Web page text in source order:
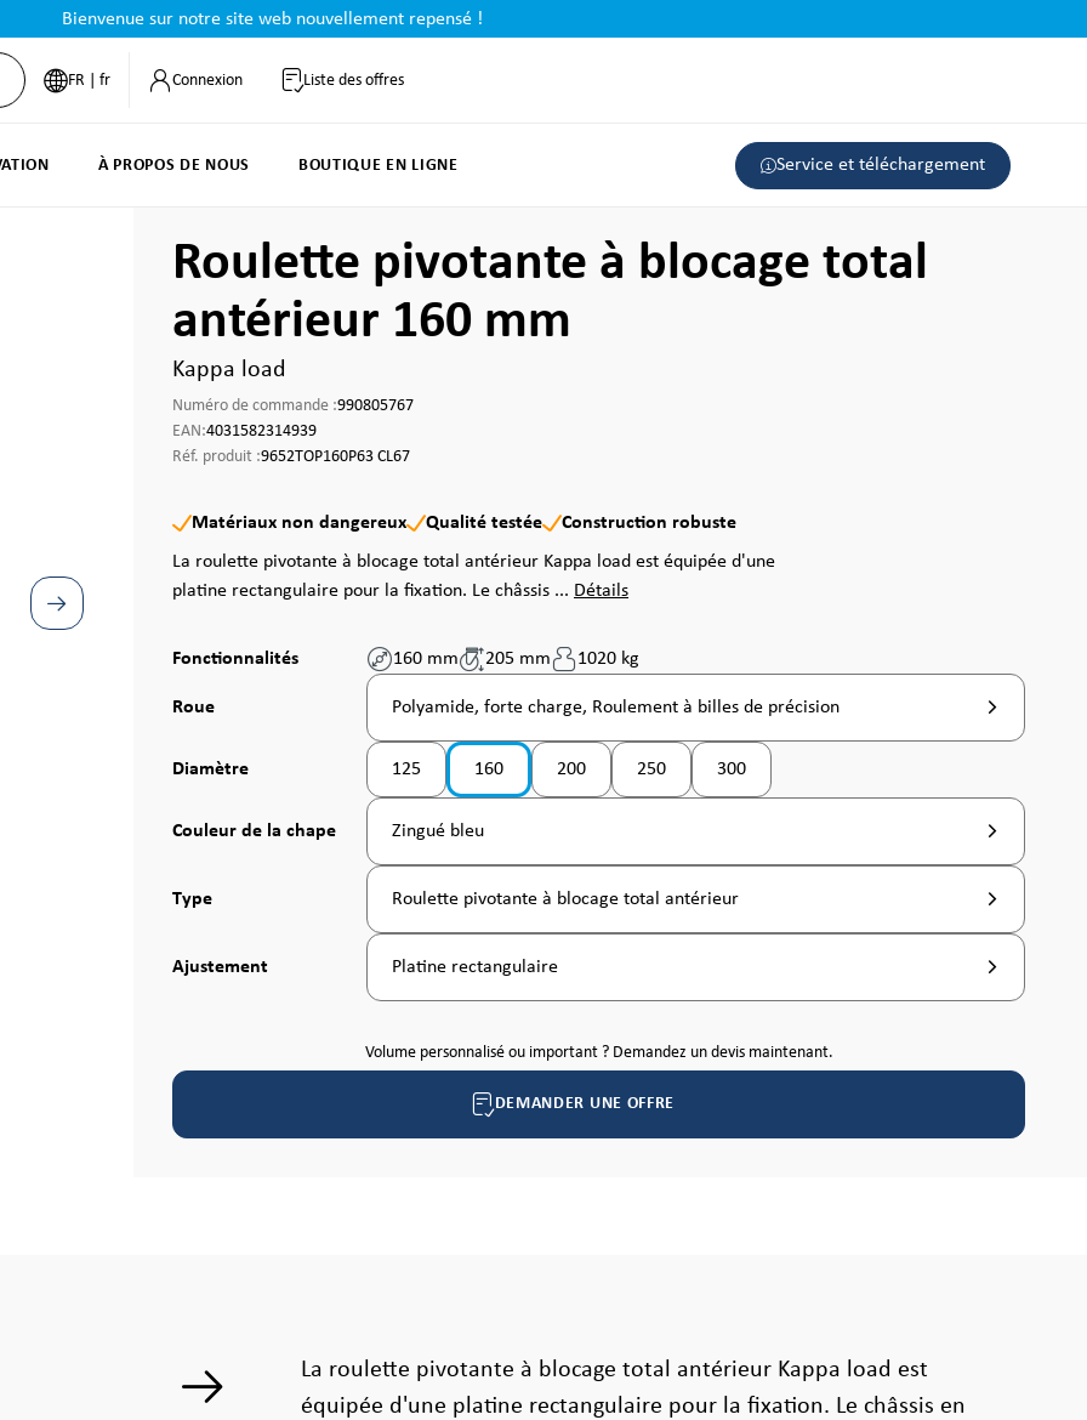
Bienvenue sur notre site web nouvellement repensé !
FR | fr Connexion Liste des offres
À PROPOS DE NOUS BOUTIQUE EN LIGNE Service et téléchargement
Roulette pivotante à blocage total
antérieur 160 mm
Kappa load
Numéro de commande :990805767
EAN:4031582314939
Réf. produit :9652TOP160P63 CL67
Matériaux non dangereux Qualité testée
Construction robuste
La roulette pivotante à blocage total antérieur Kappa load est équipée d'une
platine rectangulaire pour la fixation. Le châssis ... Détails
Fonctionnalités 160 mm 205 mm 1020 kg
Sélectionnez
Roue Polyamide, forte charge, Roulement à billes de précision
Sélectionnez
Diamètre 125 160 200 250 300
(Cette option n'est pas disponible pour le moment. )
Sélectionnez
Couleur de la chape Zingué bleu
Sélectionnez
Type Roulette pivotante à blocage total antérieur
Sélectionnez
Ajustement Platine rectangulaire
Volume personnalisé ou important ? Demandez un devis maintenant.
DEMANDER UNE OFFRE
La roulette pivotante à blocage total antérieur Kappa load est
équipée d'une platine rectangulaire pour la fixation. Le châssis en